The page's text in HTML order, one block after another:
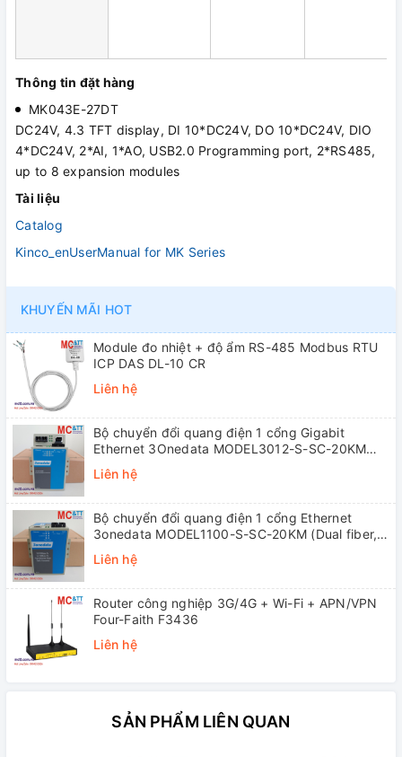
Thông tin đặt hàng
MK043E-27DT
DC24V, 4.3 TFT display, DI 10*DC24V, DO 10*DC24V, DIO
4*DC24V, 2*AI, 1*AO, USB2.0 Programming port, 2*RS485,
up to 8 expansion modules
Tài liệu
Catalog
Kinco_enUserManual for MK Series
KHUYẾN MÃI HOT
Module đo nhiệt + độ ẩm RS-485 Modbus RTU
ICP DAS DL-10 CR
Liên hệ
Bộ chuyển đổi quang điện 1 cổng Gigabit
Ethernet 3Onedata MODEL3012-S-SC-20KM
Liên hệ
Bộ chuyển đổi quang điện 1 cổng Ethernet
3onedata MODEL1100-S-SC-20KM (Dual fiber,
Liên hệ
Router công nghiệp 3G/4G + Wi-Fi + APN/VPN
Four-Faith F3436
Liên hệ
SẢN PHẨM LIÊN QUAN